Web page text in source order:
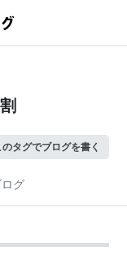
のタグでブログを書く
グ